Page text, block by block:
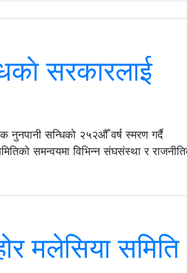
सरकारलाई
नुनपानी सन्धिको २५२औँ वर्ष स्मरण गर्दै
समन्वयमा विभिन्न संघसंस्था र
मलेसिया समिति